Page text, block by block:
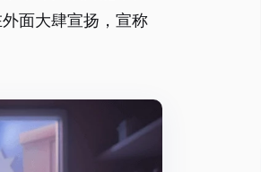
面大肆宣扬，宣称